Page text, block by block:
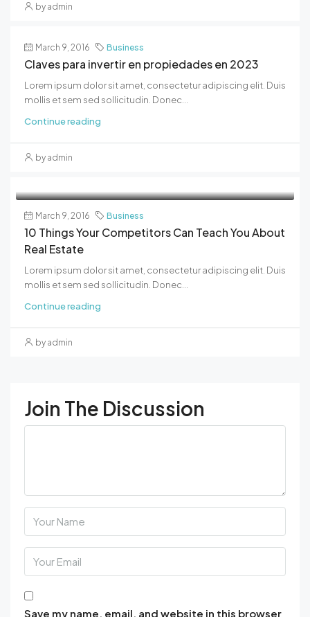
by admin
March 9, 2016 Business
Claves para invertir en propiedades en 2023
Lorem ipsum dolor sit amet, consectetur adipiscing elit. Duis
mollis et sem sed sollicitudin. Donec...
Continue reading
by admin
March 9, 2016 Business
10 Things Your Competitors Can Teach You About
Real Estate
Lorem ipsum dolor sit amet, consectetur adipiscing elit. Duis
mollis et sem sed sollicitudin. Donec...
Continue reading
by admin
Join The Discussion
Save my name, email, and website in this browser